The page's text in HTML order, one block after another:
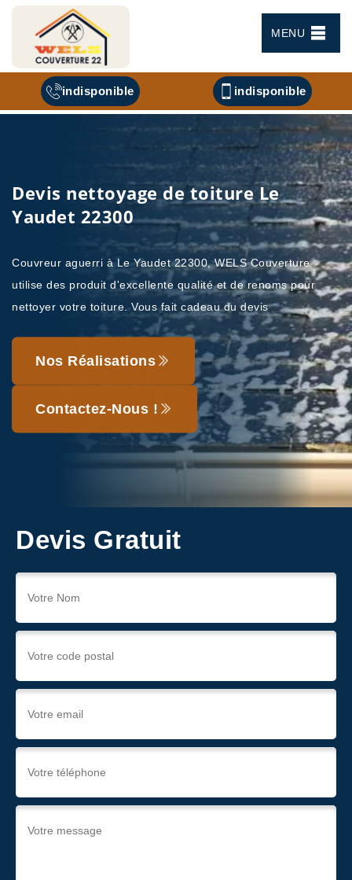
MENU
indisponible indisponible
Devis nettoyage de toiture Le
Yaudet 22300
Couvreur aguerri à Le Yaudet 22300, WELS Couverture
utilise des produit d'excellente qualité et de renoms pour
nettoyer votre toiture. Vous fait cadeau du devis
Nos Réalisations
Contactez-Nous !
Devis Gratuit